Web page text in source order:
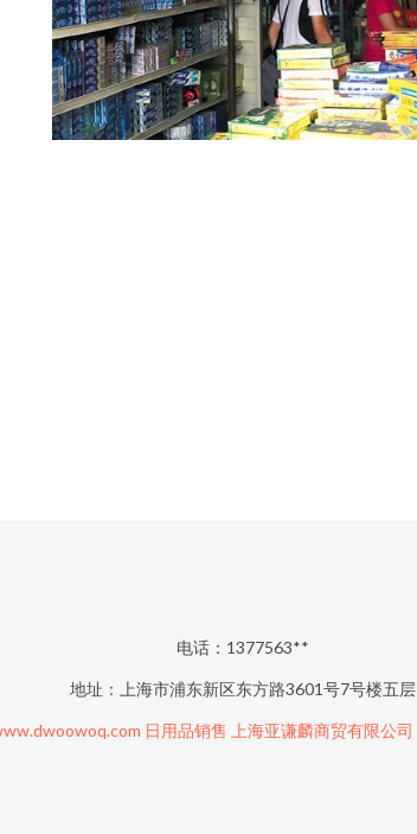
电话：1377563**
地址：上海市浦东新区东方路3601号7号楼五层
日用品销售 上海亚谦麟商贸有限公司